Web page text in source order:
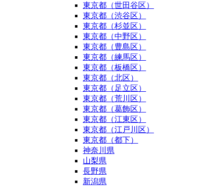
東京都（世田谷区）
東京都（渋谷区）
東京都（杉並区）
東京都（中野区）
東京都（豊島区）
東京都（練馬区）
東京都（板橋区）
東京都（北区）
東京都（足立区）
東京都（荒川区）
東京都（葛飾区）
東京都（江東区）
東京都（江戸川区）
東京都（都下）
神奈川県
山梨県
長野県
新潟県